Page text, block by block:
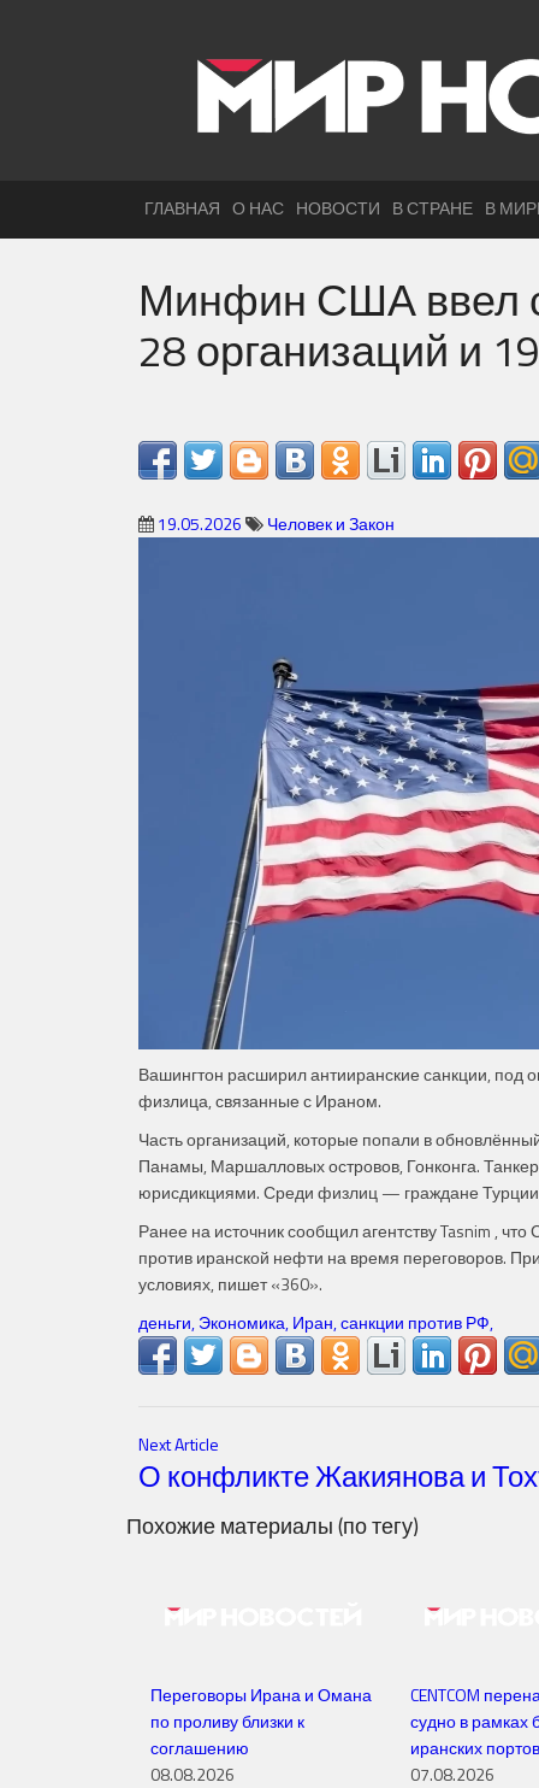
ГЛАВНАЯ О НАС НОВОСТИ В СТРАНЕ В
Минфин США ввел
28 организаций и
19.05.2026 Человек и Закон
Вашингтон расширил антииранские санкции, под
физлица, связанные с Ираном.
Часть организаций, которые попали в
Панамы, Маршалловых островов, Гонконга.
юрисдикциями. Среди физлиц — граждане
Ранее на источник сообщил агентству Tasnim ,
против иранской нефти на время переговоров.
условиях, пишет «360».
деньги,Экономика,Иран,санкции против РФ,
Next Article
О конфликте Жакиянова и
Похожие материалы (по тегу)
Переговоры Ирана и Омана
по проливу близки к
соглашению
08.08.2026
CENTCOM
судно в рамках
иранских портов
07.08.2026